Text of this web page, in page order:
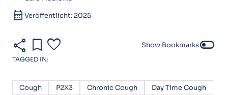
calendar_month Veröffentlicht: 2025
share bookmark favorite Show Bookmarkstoggle_off
TAGGED IN:
Cough P2X3 Chronic Cough
Day Time Cough